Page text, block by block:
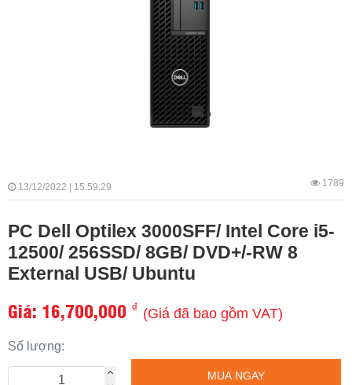
13/12/2022 | 15:59:29 1789
PC Dell Optilex 3000SFF/ Intel Core i5-
12500/ 256SSD/ 8GB/ DVD+/-RW 8
External USB/ Ubuntu
Giá: 16,700,000 ₫ (Giá đã bao gồm VAT)
Số lượng:
MUA NGAY